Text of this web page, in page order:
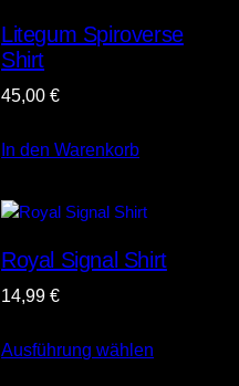
Litegum Spiroverse
Shirt
45,00€
In den Warenkorb
Royal Signal Shirt
14,99€
Ausführung wählen